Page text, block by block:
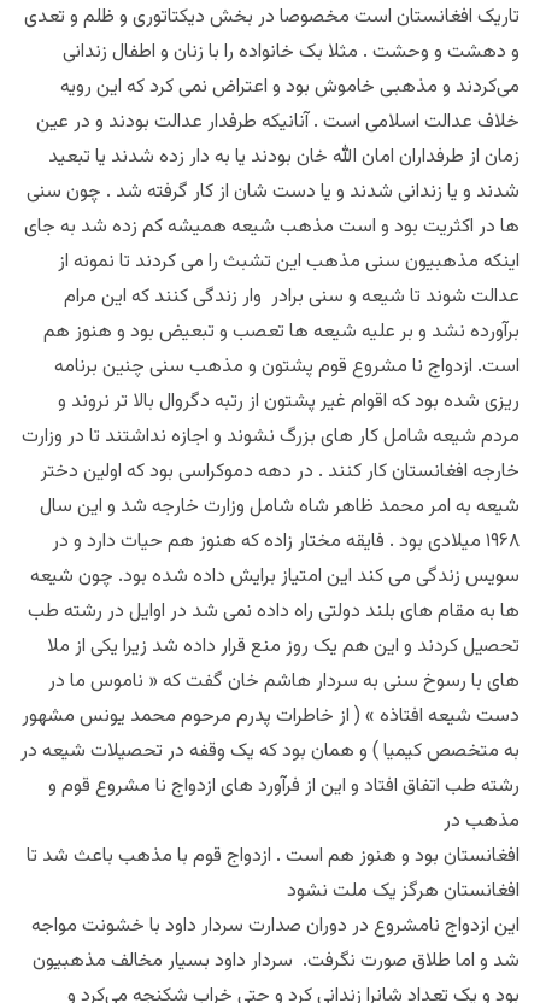
تاریک افغانستان است مخصوصا در بخش دیکتاتوری و ظلم و تعدی
و دهشت و وحشت . مثلا بک خانواده را با زنان و اطفال زندانی
می‌کردند و مذهبی خاموش بود و اعتراض نمی کرد که این رویه
خلاف عدالت اسلامی است . آنانیکه طرفدار عدالت بودند و در عین
زمان از طرفداران امان الله خان بودند یا به دار زده شدند یا تبعید
شدند و یا زندانی شدند و یا دست شان از کار گرفته شد . چون سنی
ها در اکثریت بود و است مذهب شیعه همیشه کم زده شد به جای
اینکه مذهبیون سنی مذهب این تشبث را می کردند تا نمونه از
عدالت شوند تا شیعه و سنی برادر وار زندگی کنند که این مرام
برآورده نشد و بر علیه شیعه ها تعصب و تبعیض بود و هنوز هم
است. ازدواج نا مشروع قوم پشتون و مذهب سنی چنین برنامه
ریزی شده بود که اقوام غیر پشتون از رتبه دگروال بالا تر نروند و
مردم شیعه شامل کار های بزرگ نشوند و اجازه نداشتند تا در وزارت
خارجه افغانستان کار کنند . در دهه دموکراسی بود که اولین دختر
شیعه به امر محمد ظاهر شاه شامل وزارت خارجه شد و این سال
۱۹۶۸ میلادی بود . فايقه مختار زاده که هنوز هم حیات دارد و در
سویس زندگی می کند این امتیاز برایش داده شده بود. چون شیعه
ها به مقام های بلند دولتی راه داده نمی شد در اوایل در رشته طب
تحصیل کردند و این هم یک روز منع قرار داده شد زیرا یکی از ملا
های با رسوخ سنی به سردار هاشم خان گفت که « ناموس ما در
دست شیعه افتاذه » ( از خاطرات پدرم مرحوم محمد یونس مشهور
به متخصص کیمیا ) و همان بود که یک وقفه در تحصیلات شیعه در
رشته طب اتفاق افتاد و این از فرآورد های ازدواج نا مشروع قوم و
مذهب در
افغانستان بود و هنوز هم است . ازدواج قوم با مذهب باعث شد تا
افغانستان هرگز یک ملت نشود
این ازدواج نامشروع در دوران صدارت سردار داود با خشونت مواجه
شد و اما طلاق صورت نگرفت. سردار داود بسیار مخالف مذهبیون
بود و یک تعداد شانرا زندانی کرد و حتی خراب شکنجه می‌کرد و